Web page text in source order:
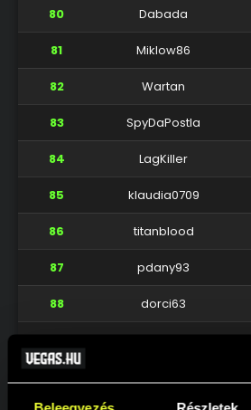
Beleegyezés Részletek
80 Dabada
81 Miklow86
82 Wartan
83 SpyDaPostla
84 LagKiller
85 klaudia0709
86 titanblood
87 pdany93
88 dorci63
89 zozo3004